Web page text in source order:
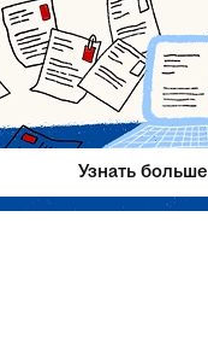
Узнать больше